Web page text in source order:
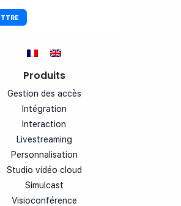
Produits
Gestion des accès
Intégration
Interaction
Livestreaming
Personnalisation
Studio vidéo cloud
Simulcast
Visioconférence